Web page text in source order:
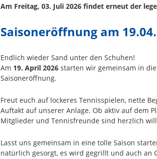
Am Freitag, 03. Juli 2026 findet erneut der
Saisoneröffnung am
Endlich wieder Sand unter den Schuhen!
Am 19. April 2026 starten wir gemeinsam in
Saisoneröffnung.
Freut euch auf lockeres Tennisspielen, nette
Auftakt auf unserer Anlage. Ob aktiv auf dem
Mitglieder und Tennisfreunde sind herzlich
Lasst uns gemeinsam in eine tolle Saison
natürlich gesorgt, es wird gegrillt und auch an